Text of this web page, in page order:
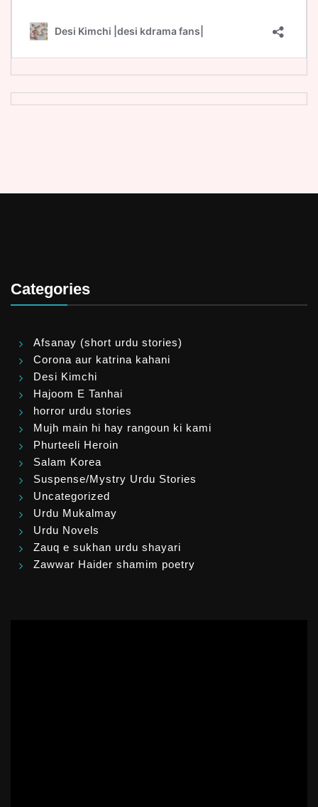
Categories
Afsanay (short urdu stories)
Corona aur katrina kahani
Desi Kimchi
Hajoom E Tanhai
horror urdu stories
Mujh main hi hay rangoun ki kami
Phurteeli Heroin
Salam Korea
Suspense/Mystry Urdu Stories
Uncategorized
Urdu Mukalmay
Urdu Novels
Zauq e sukhan urdu shayari
Zawwar Haider shamim poetry